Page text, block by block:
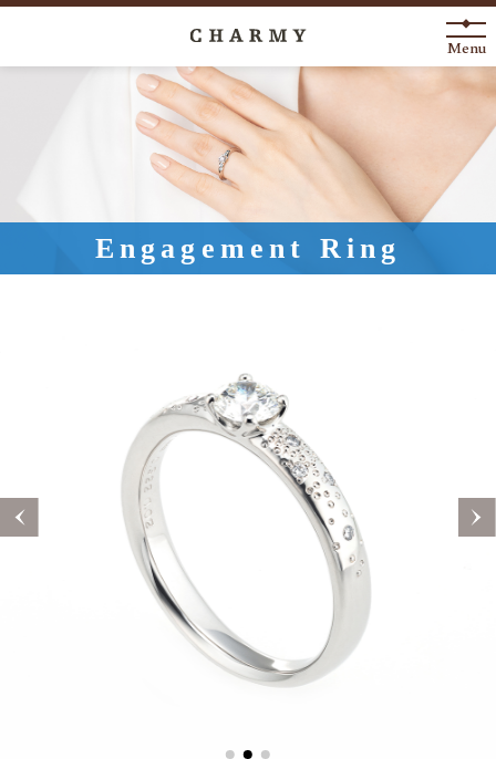
New Arrival
About
Engagement Ring
Marriage Ring
Anniversary
Shop List
Sustainability Catalog
JA EN
Menu
Engagement Ring